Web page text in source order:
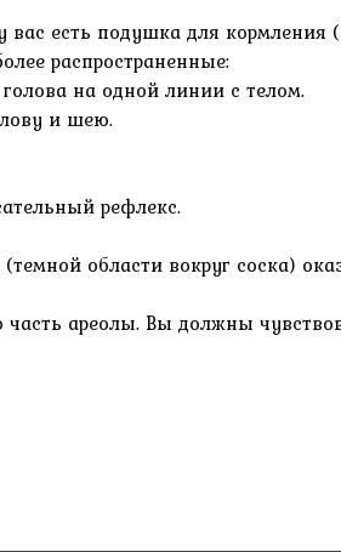
вас есть подушка для
распространенные:
на одной линии с телом.
и шею.
рефлекс.
области вокруг соска)
часть ареолы. Вы должны